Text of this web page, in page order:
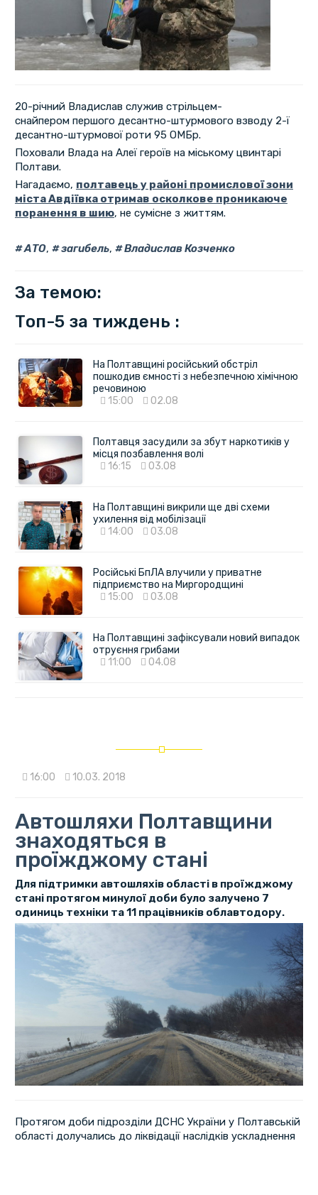
20-річний Владислав служив стрільцем-
снайпером першого десантно-штурмового взводу 2-ї
десантно-штурмової роти 95 ОМБр.
Поховали Влада на Алеї героїв на міському цвинтарі
Полтави.
Нагадаємо, полтавець у районі промислової зони
міста Авдіївка отримав осколкове проникаюче
поранення в шию, не сумісне з життям.
АТО, загибель, Владислав Козченко
За темою:
Топ-5 за тиждень :
На Полтавщині російський обстріл
пошкодив ємності з небезпечною хімічною
речовиною
15:00
02.08
Полтавця засудили за збут наркотиків у
місця позбавлення волі
16:15
03.08
На Полтавщині викрили ще дві схеми
ухилення від мобілізації
14:00
03.08
Російські БпЛА влучили у приватне
підприємство на Миргородщині
15:00
03.08
На Полтавщині зафіксували новий випадок
отруєння грибами
11:00
04.08
16:00 10.03. 2018
Автошляхи Полтавщини
знаходяться в
проїжджому стані
Для підтримки автошляхів області в проїжджому
стані протягом минулої доби було залучено 7
одиниць техніки та 11 працівників облавтодору.
Протягом доби підрозділи ДСНС України у Полтавській
області долучались до ліквідації наслідків ускладнення